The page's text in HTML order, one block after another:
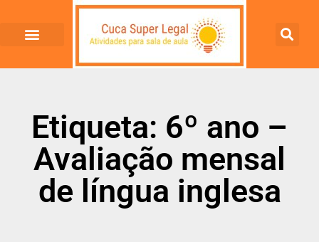
Etiqueta: 6º ano –
Avaliação mensal
de língua inglesa